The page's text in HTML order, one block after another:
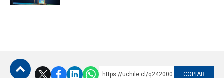
https://uchile.cl/q242000 COPIAR